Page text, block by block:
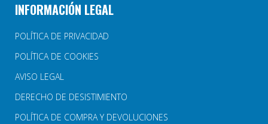
INFORMACIÓN LEGAL
POLÍTICA DE PRIVACIDAD
POLÍTICA DE COOKIES
AVISO LEGAL
DERECHO DE DESISTIMIENTO
POLÍTICA DE COMPRA Y DEVOLUCIONES